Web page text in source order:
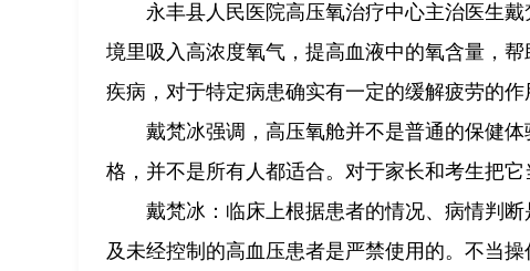
永丰县人民医院高压氧治疗中心主治医生
境里吸入高浓度氧气，提高血液中的氧含量，
疾病，对于特定病患确实有一定的缓解疲劳的作
戴梵冰强调，高压氧舱并不是普通的保健
格，并不是所有人都适合。对于家长和考生把它
戴梵冰：临床上根据患者的情况、病情判
及未经控制的高血压患者是严禁使用的。不当